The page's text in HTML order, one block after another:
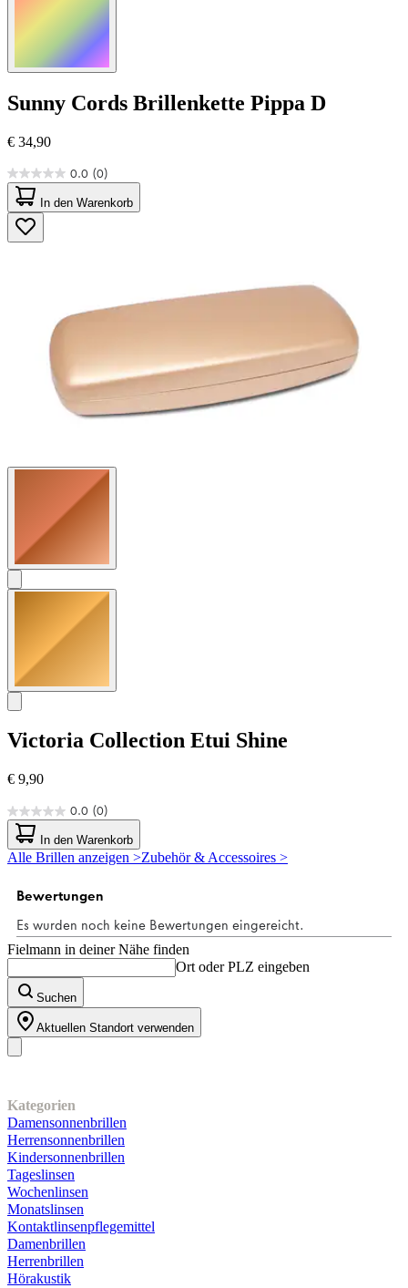
Sunny Cords Brillenkette Pippa D
€ 34,90
0.0 (0)
0.0
von
5
Sternen.
In den Warenkorb
Victoria Collection Etui Shine
€ 9,90
0.0 (0)
0.0
von
5
Sternen.
In den Warenkorb
Alle Brillen anzeigen >Zubehör & Accessoires >
Fielmann in deiner Nähe finden
Ort oder PLZ eingeben
Suchen
Aktuellen Standort verwenden
Kategorien
Damensonnenbrillen
Herrensonnenbrillen
Kindersonnenbrillen
Tageslinsen
Wochenlinsen
Monatslinsen
Kontaktlinsenpflegemittel
Damenbrillen
Herrenbrillen
Hörakustik